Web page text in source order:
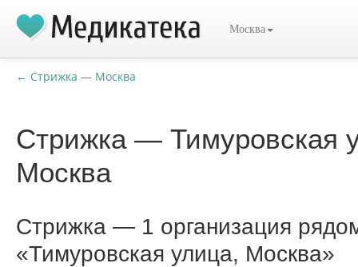
Москва
← Стрижка — Москва
Стрижка — Тимуровская
Москва
Стрижка — 1 организация
«Тимуровская улица, Москва»